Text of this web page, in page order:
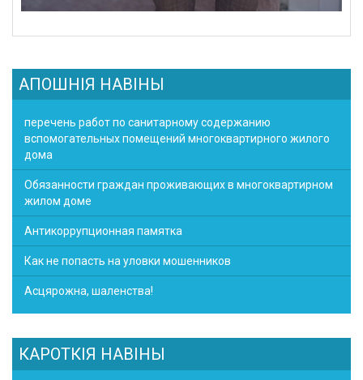
АПОШНІЯ НАВІНЫ
перечень работ по санитарному содержанию
вспомогательных помещений многоквартирного жилого
дома
Обязанности граждан проживающих в многоквартирном
жилом доме
Антикоррупционная памятка
Как не попасть на уловки мошенников
Асцярожна, шаленства!
КАРОТКІЯ НАВІНЫ